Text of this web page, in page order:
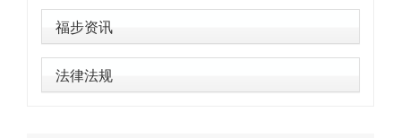
福步资讯
法律法规